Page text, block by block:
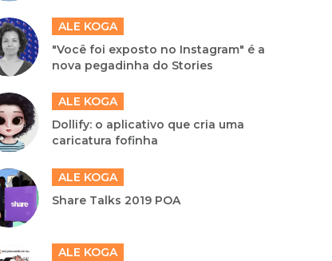
ALE KOGA
"Você foi exposto no Instagram" é a
nova pegadinha do Stories
ALE KOGA
Dollify: o aplicativo que cria uma
caricatura fofinha
ALE KOGA
Share Talks 2019 POA
ALE KOGA